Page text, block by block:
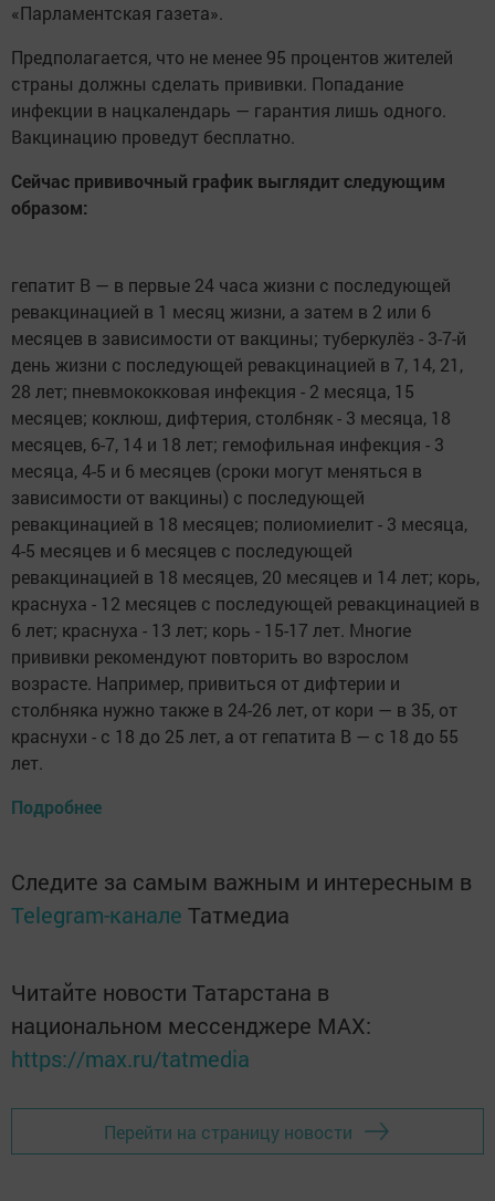
«Парламентская газета».
Предполагается, что не менее 95 процентов жителей
страны должны сделать прививки. Попадание
инфекции в нацкалендарь — гарантия лишь одного.
Вакцинацию проведут бесплатно.
Сейчас прививочный график выглядит следующим
образом:
гепатит В — в первые 24 часа жизни с последующей
ревакцинацией в 1 месяц жизни, а затем в 2 или 6
месяцев в зависимости от вакцины; туберкулёз - 3-7-й
день жизни с последующей ревакцинацией в 7, 14, 21,
28 лет; пневмококковая инфекция - 2 месяца, 15
месяцев; коклюш, дифтерия, столбняк - 3 месяца, 18
месяцев, 6-7, 14 и 18 лет; гемофильная инфекция - 3
месяца, 4-5 и 6 месяцев (сроки могут меняться в
зависимости от вакцины) с последующей
ревакцинацией в 18 месяцев; полиомиелит - 3 месяца,
4-5 месяцев и 6 месяцев с последующей
ревакцинацией в 18 месяцев, 20 месяцев и 14 лет; корь,
краснуха - 12 месяцев с последующей ревакцинацией в
6 лет; краснуха - 13 лет; корь - 15-17 лет. Многие
прививки рекомендуют повторить во взрослом
возрасте. Например, привиться от дифтерии и
столбняка нужно также в 24-26 лет, от кори — в 35, от
краснухи - с 18 до 25 лет, а от гепатита В — с 18 до 55
лет.
Подробнее
Следите за самым важным и интересным в
Telegram-канале Татмедиа
Читайте новости Татарстана в
национальном мессенджере MАХ:
https://max.ru/tatmedia
Перейти на страницу новости